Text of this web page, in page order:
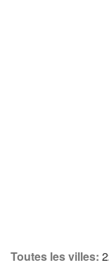
Toutes les villes: